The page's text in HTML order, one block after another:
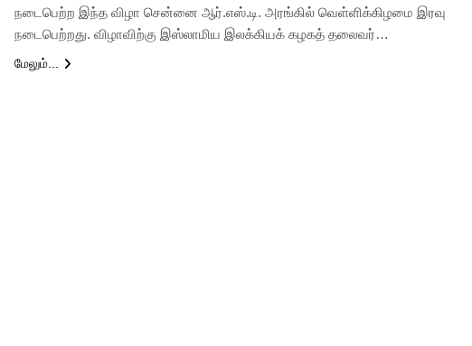
நடைபெற்ற இந்த விழா சென்னை ஆர்.எஸ்.டி. அரங்கில் வெள்ளிக்கிழமை இரவு
நடைபெற்றது. விழாவிற்கு இஸ்லாமிய இலக்கியக் கழகத் தலைவர்…
மேலும்...